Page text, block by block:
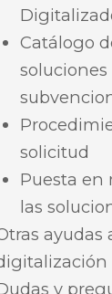
Catálogo
soluciones
solicitud
Puesta en
las
ayudas
y